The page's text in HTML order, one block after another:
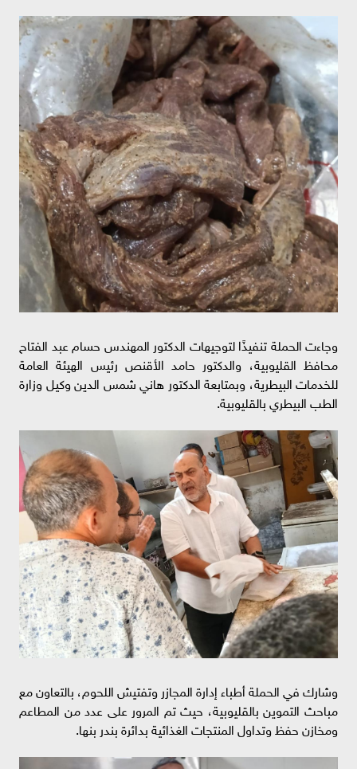
وجاءت الحملة تنفيذًا لتوجيهات الدكتور المهندس حسام عبد الفتاح
محافظ القليوبية، والدكتور حامد الأقنص رئيس الهيئة العامة
للخدمات البيطرية، وبمتابعة الدكتور هاني شمس الدين وكيل وزارة
الطب البيطري بالقليوبية.
وشارك في الحملة أطباء إدارة المجازر وتفتيش اللحوم، بالتعاون مع
مباحث التموين بالقليوبية، حيث تم المرور على عدد من المطاعم
ومخازن حفظ وتداول المنتجات الغذائية بدائرة بندر بنها.